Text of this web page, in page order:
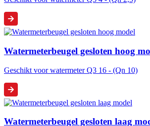
Watermeterbeugel gesloten hoog
Geschikt voor watermeter Q3 16 - (Qn 10)
Watermeterbeugel gesloten laag